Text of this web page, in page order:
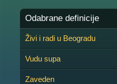
Odabrane definicije
Živi i radi u Beogradu
Vudu supa
Zaveden